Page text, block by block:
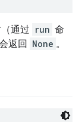
通过 run 命
返回 None 。